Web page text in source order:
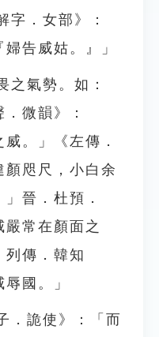
字．女部》：
告威姑。』」
之氣勢。如：
微韻》：
。」《左傳．
咫尺，小白余
晉．杜預．
常在顏面之
列傳．韓知
國。」
．詭使》：「而